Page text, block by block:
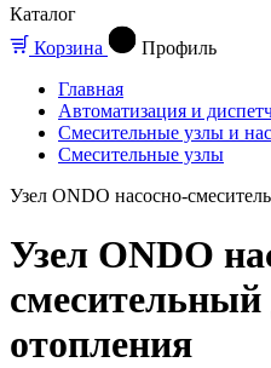
Каталог
Корзина
Профиль
Главная
Автоматизация и
Смесительные узлы и
Смесительные узлы
Узел ONDO насосно-
Узел ONDO
смесительный
отопления